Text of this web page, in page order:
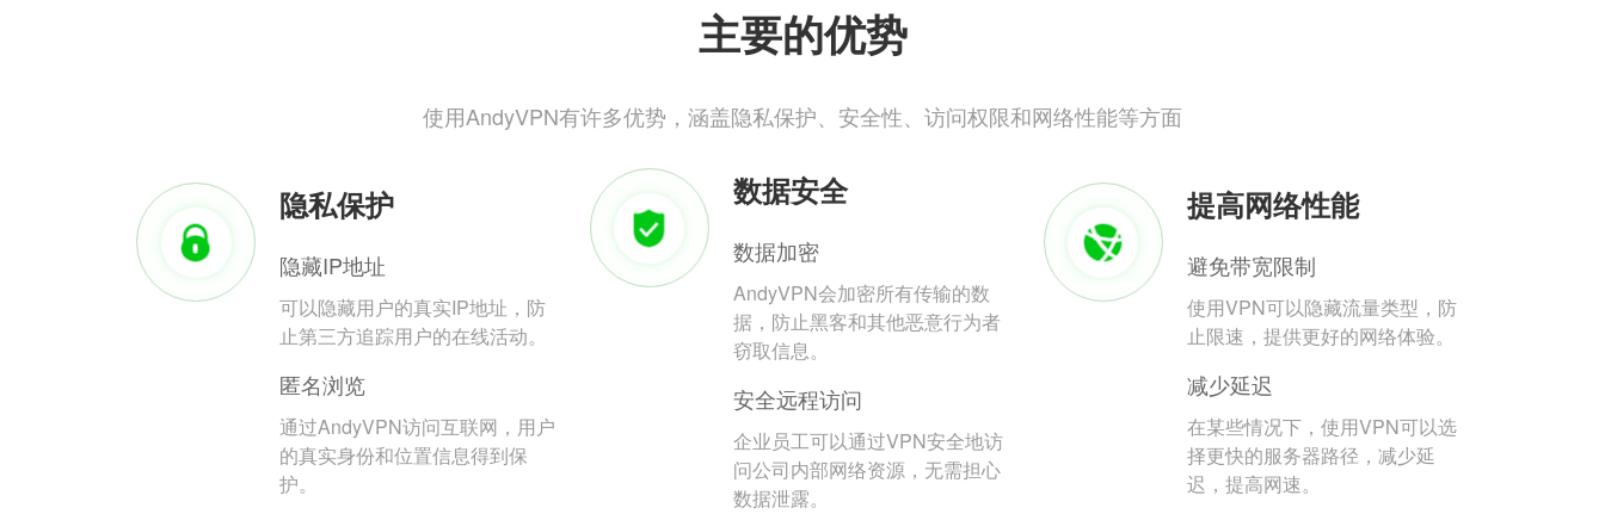
主要的优势
使用AndyVPN有许多优势，涵盖隐私保护、安全性、访问权限和网络性能等方面
隐私保护
隐藏IP地址
可以隐藏用户的真实IP地址，防
止第三方追踪用户的在线活动。
匿名浏览
通过AndyVPN访问互联网，用户
的真实身份和位置信息得到保
护。
数据安全
数据加密
AndyVPN会加密所有传输的数
据，防止黑客和其他恶意行为者
窃取信息。
安全远程访问
企业员工可以通过VPN安全地访
问公司内部网络资源，无需担心
数据泄露。
提高网络性能
避免带宽限制
使用VPN可以隐藏流量类型，防
止限速，提供更好的网络体验。
减少延迟
在某些情况下，使用VPN可以选
择更快的服务器路径，减少延
迟，提高网速。